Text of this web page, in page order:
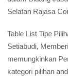
Selatan Rajasa
Table List Tipe
Setiabudi,
memungkinkan
kategori pilihan